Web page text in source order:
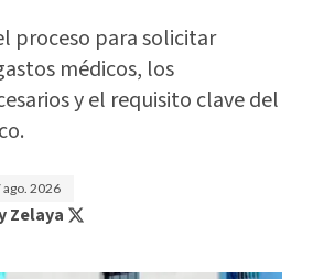
proceso para solicitar
médicos, los
y el requisito clave del
ago. 2026
Zelaya